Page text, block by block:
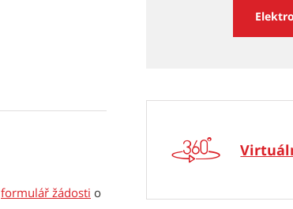
formulář žádosti o